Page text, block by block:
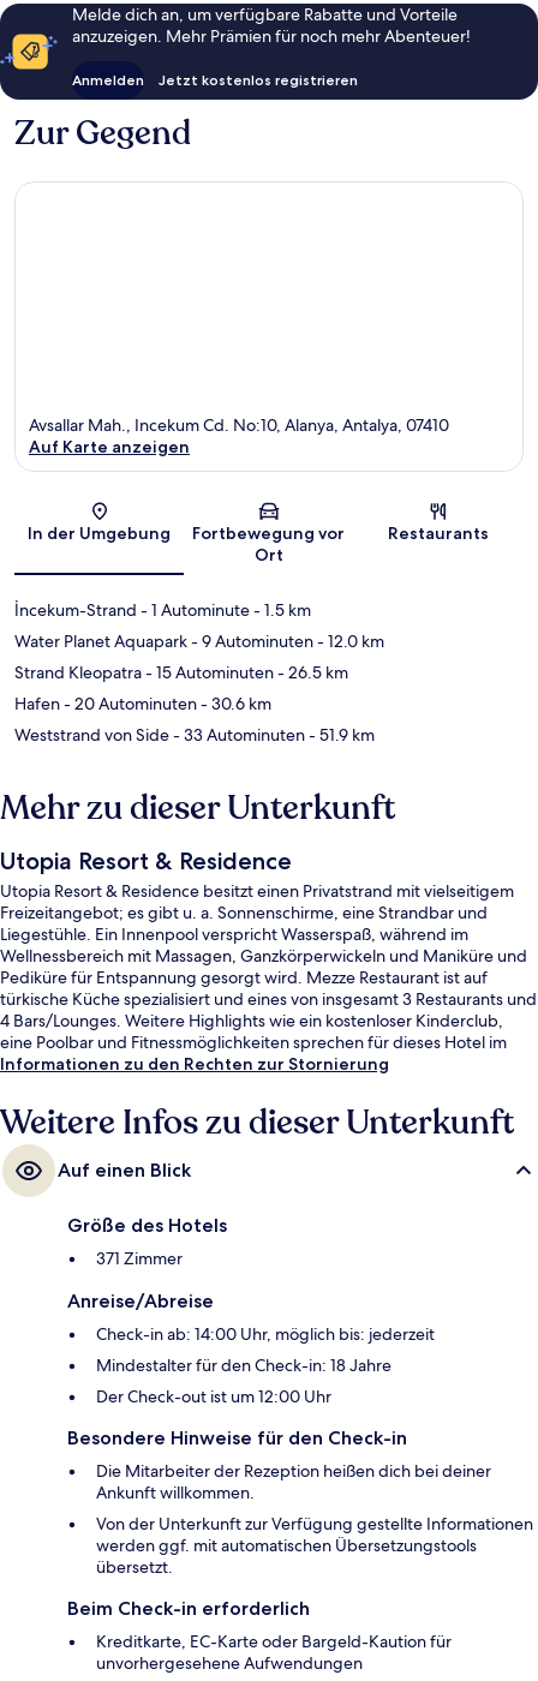
Melde dich an, um verfügbare Rabatte und Vorteile
anzuzeigen. Mehr Prämien für noch mehr Abenteuer!
Anmelden Jetzt kostenlos registrieren
Zur Gegend
Karte
Avsallar Mah., Incekum Cd. No:10, Alanya, Antalya, 07410
Auf Karte anzeigen
In der Umgebung
Fortbewegung vor
Ort
Restaurants
İncekum-Strand - 1 Autominute- 1.5 km
Water Planet Aquapark- 9 Autominuten- 12.0 km
Strand Kleopatra- 15 Autominuten- 26.5 km
Hafen- 20 Autominuten- 30.6 km
Weststrand von Side- 33 Autominuten- 51.9 km
Mehr zu dieser Unterkunft
Utopia Resort & Residence
Utopia Resort & Residence besitzt einen Privatstrand mit vielseitigem
Freizeitangebot; es gibt u. a. Sonnenschirme, eine Strandbar und
Liegestühle. Ein Innenpool verspricht Wasserspaß, während im
Wellnessbereich mit Massagen, Ganzkörperwickeln und Maniküre und
Pediküre für Entspannung gesorgt wird. Mezze Restaurant ist auf
türkische Küche spezialisiert und eines von insgesamt 3 Restaurants und
4 Bars/Lounges. Weitere Highlights wie ein kostenloser Kinderclub,
eine Poolbar und Fitnessmöglichkeiten sprechen für dieses Hotel im
luxuriösen Stil.
Informationen zu den Rechten zur Stornierung
Weitere Infos zu dieser Unterkunft
Auf einen Blick
Größe des Hotels
371 Zimmer
Anreise/Abreise
Check-in ab: 14:00 Uhr, möglich bis: jederzeit
Mindestalter für den Check-in: 18 Jahre
Der Check-out ist um 12:00 Uhr
Besondere Hinweise für den Check-in
Die Mitarbeiter der Rezeption heißen dich bei deiner
Ankunft willkommen.
Von der Unterkunft zur Verfügung gestellte Informationen
werden ggf. mit automatischen Übersetzungstools
übersetzt.
Beim Check-in erforderlich
Kreditkarte, EC-Karte oder Bargeld-Kaution für
unvorhergesehene Aufwendungen